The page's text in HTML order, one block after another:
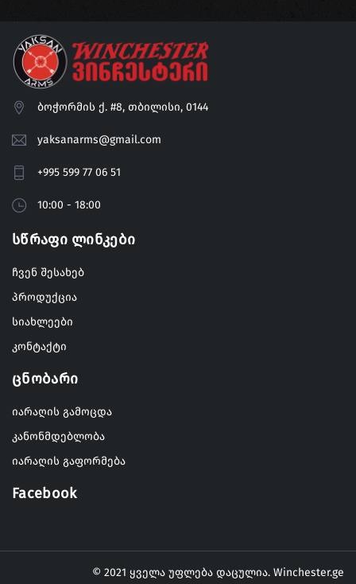
ბოჭორმის ქ. #8, თბილისი, 0144
yaksanarms@gmail.com
+995 599 77 06 51
10:00 - 18:00
Სწრაფი Ლინკები
ჩვენ შესახებ
პროდუქცია
სიახლეები
კონტაქტი
Ცნობარი
იარაღის გამოცდა
კანონმდებლობა
იარაღის გაფორმება
Facebook
© 2021 ყველა უფლება დაცულია. Winchester.ge